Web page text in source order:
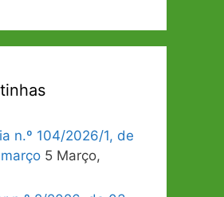
n.º 104/2026/1, de
5 Março,